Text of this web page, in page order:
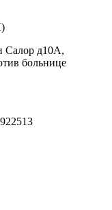
Салор д10А,
больнице